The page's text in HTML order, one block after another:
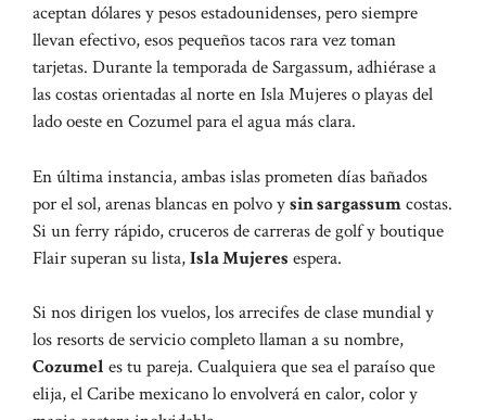
aceptan dólares y pesos estadounidenses, pero siempre
llevan efectivo, esos pequeños tacos rara vez toman
tarjetas. Durante la temporada de Sargassum, adhiérase a
las costas orientadas al norte en Isla Mujeres o playas del
lado oeste en Cozumel para el agua más clara.
En última instancia, ambas islas prometen días bañados
por el sol, arenas blancas en polvo ysin sargassumcostas.
Si un ferry rápido, cruceros de carreras de golf y boutique
Flair superan su lista,Isla Mujeres espera.
Si nos dirigen los vuelos, los arrecifes de clase mundial y
los resorts de servicio completo llaman a su nombre,
Cozumel es tu pareja. Cualquiera que sea el paraíso que
elija, el Caribe mexicano lo envolverá en calor, color y